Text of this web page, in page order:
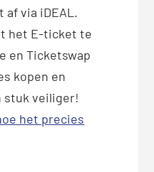
af via iDEAL.
het E-ticket te
en Ticketswap
kopen en
stuk veiliger!
het precies